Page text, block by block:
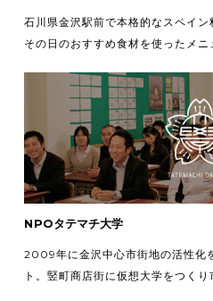
石川県金沢駅前で本格的なスペイン
その日のおすすめ食材を使ったメニ
NPOタテマチ大学
2009年に金沢中心市街地の活性化
ト。竪町商店街に仮想大学をつくり